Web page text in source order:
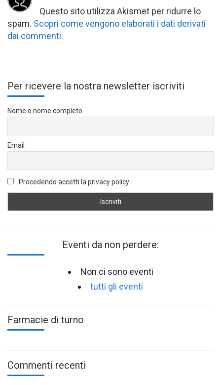
Questo sito utilizza Akismet per ridurre lo
spam. Scopri come vengono elaborati i dati derivati
dai commenti.
Per ricevere la nostra newsletter iscriviti
Nome o nome completo
Email
Procedendo accetti la privacy policy
Eventi da non perdere:
Non ci sono eventi
tutti gli eventi
Farmacie di turno
Commenti recenti